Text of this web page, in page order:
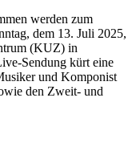
werden zum
dem 13. Juli 2025,
(KUZ) in
Sendung kürt eine
und Komponist
den Zweit- und